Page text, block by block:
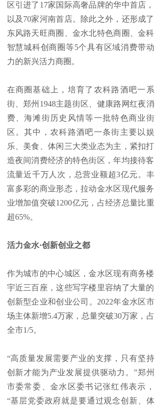
区引进了17家国际高奢品牌的华中首店，
以及70家河南首店。除此之外，还形成了
东风路天旺商圈、金水北特色商圈、金科
智慧城科创商圈等5个具有区域消费带动
力的新兴活力商圈。
在商圈基础上，培育了农科路酒吧一系
街、郑州1948主题街区、健康路网红夜消
费、海滩街历史风情等一批特色商业街
区。其中，农科路酒吧一条街主要以娱
乐、美食、体闲三大类业态为主，紧扣打
造夜间消费经济的特色街区，年均接待客
流量近千万人次，总营业额超3亿元。丰
富多彩的商业形态，拉动金水区现代服务
业增加值突破1200亿元，占经济总量比重
超65%。
活力金水·创新创业之都
作为城市的中心城区，金水区现有商务楼
宇近三百座，这些写字楼里容纳了大量的
创新型企业和创业公司。2022年金水区市
场主体新增5.4万家，总量突破30万家，占
全市1/5。
“高质量发展需要产业的支撑，只有坚持
创新才能为产业发展提供驱动力。”郑州
市委常委、金水区委书记张红伟表示，
“基层党委政府就是要通过观念创新、体